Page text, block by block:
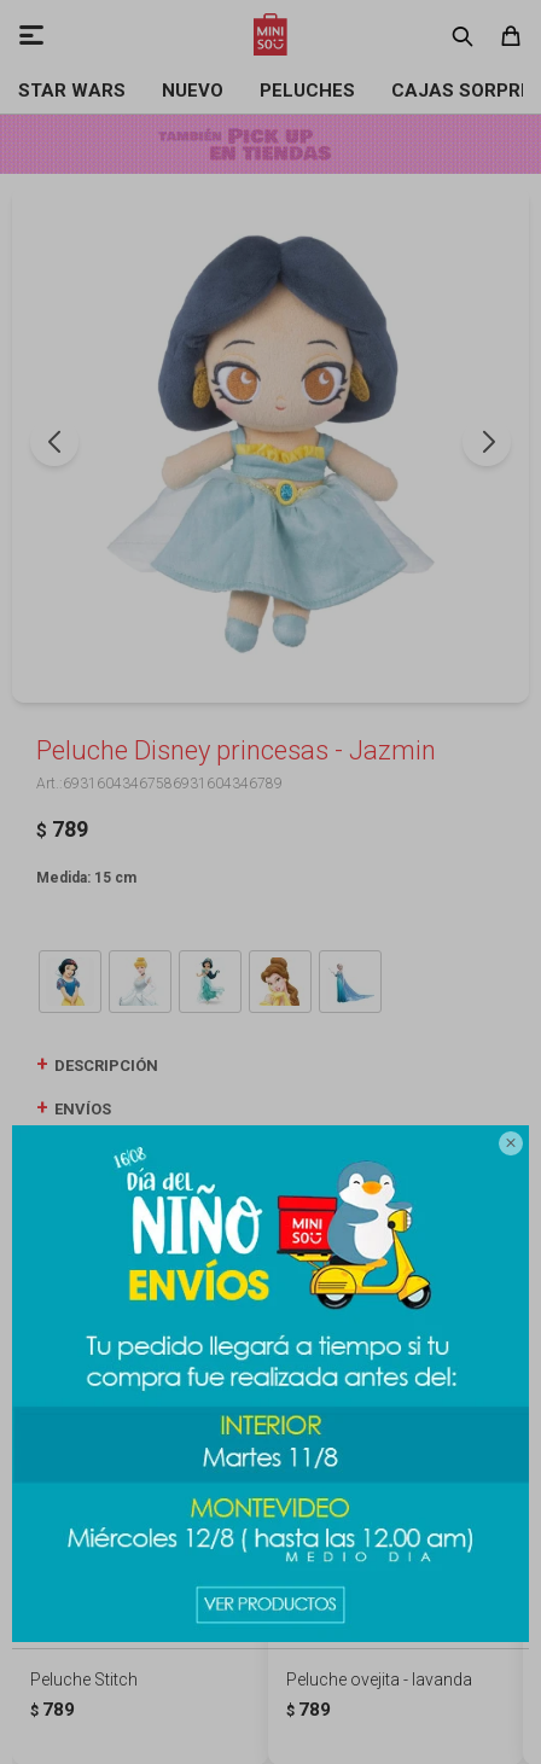

STAR WARS NUEVO PELUCHES CAJAS

Peluche Disney princesas - Jazmin
69316043467586931604346789
$ 789
Medida: 15 cm
DESCRIPCIÓN
ENVÍOS
CAMBIOS Y DEVOLUCIONES
MEDIOS DE PAGO
Productos que te pueden interesar
Peluche Stitch
$ 789
Peluche ovejita - lavanda
$ 789